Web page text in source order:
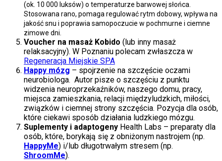
(ok. 10 000 luksów) o temperaturze barwowej słońca.
Stosowana rano, pomaga regulować rytm dobowy, wpływa na
jakość snu i poprawia samopoczucie w pochmurne i ciemne
zimowe dni.
Voucher na masaż Kobido (lub inny masaż
relaksacyjny). W Poznaniu polecam zwłaszcza w
Regeneracja Miejskie SPA
Happy mózg – spojrzenie na szczęście oczami
neurobiologa. Autor pisze o szczęściu z punktu
widzenia neuroprzekaźników, naszego domu, pracy,
miejsca zamieszkania, relacji międzyludzkich, miłości,
związków i ciemnej strony szczęścia. Pozycja dla osób,
które ciekawi sposób działania ludzkiego mózgu.
Suplementy i adaptogeny Health Labs – preparaty dla
osób, które, borykają się z obniżonym nastrojem (np.
HappyMe) i/lub długotrwałym stresem (np.
ShroomMe).